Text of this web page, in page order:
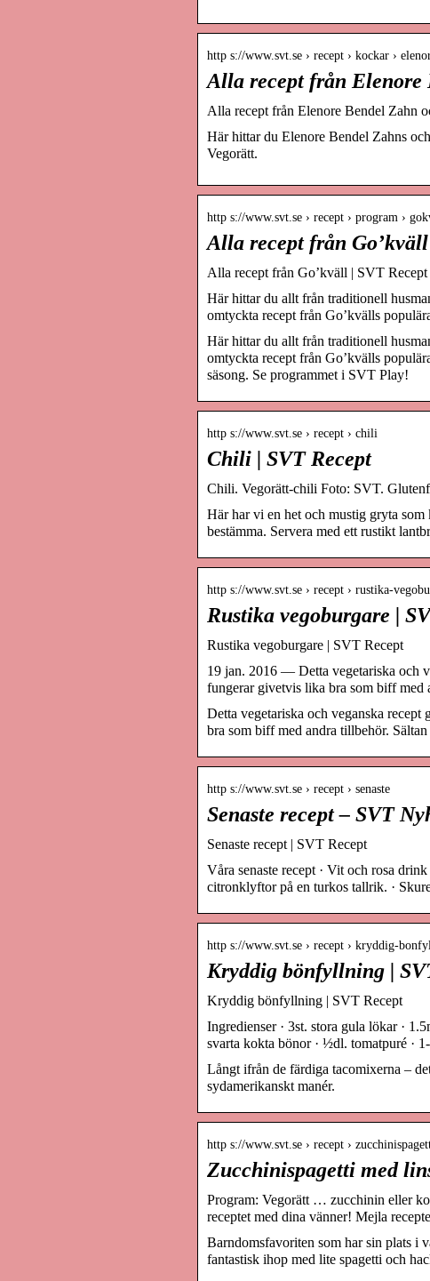
http s://www.svt.se › recept › kockar ›
Alla recept från Elenore
Alla recept från Elenore Bendel Zahn
Här hittar du Elenore Bendel Zahns
Vegorätt.
http s://www.svt.se › recept › program ›
Alla recept från
Alla recept från Go’kväll | SVT Recept
Här hittar du allt från traditionell
omtyckta recept från Go’kvälls
Här hittar du allt från traditionell
omtyckta recept från Go’kvälls
säsong. Se programmet i SVT Play!
http s://www.svt.se › recept › chili
Chili | SVT Recept
Chili. Vegorätt-chili Foto: SVT.
Här har vi en het och mustig gryta
bestämma. Servera med ett rustikt
http s://www.svt.se › recept › rustika-
Rustika vegoburgare |
Rustika vegoburgare | SVT Recept
19 jan. 2016 — Detta vegetariska och
fungerar givetvis lika bra som biff med
Detta vegetariska och veganska
bra som biff med andra tillbehör.
http s://www.svt.se › recept › senaste
Senaste recept – SVT
Senaste recept | SVT Recept
Våra senaste recept · Vit och rosa
citronklyftor på en turkos tallrik. ·
http s://www.svt.se › recept › kryddig-
Kryddig bönfyllning |
Kryddig bönfyllning | SVT Recept
Ingredienser · 3st. stora gula lökar ·
svarta kokta bönor · ½dl. tomatpuré ·
Långt ifrån de färdiga tacomixerna –
sydamerikanskt manér.
http s://www.svt.se › recept ›
Zucchinispagetti med
Program: Vegorätt … zucchinin eller
receptet med dina vänner! Mejla
Barndomsfavoriten som har sin plats i
fantastisk ihop med lite spagetti och